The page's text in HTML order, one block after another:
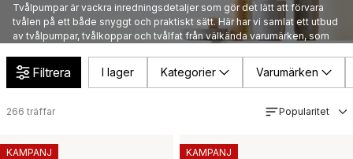
Tvålpumpar är vackra inredningsdetaljer som gör det lätt att förvara
tvålen på ett både snyggt och praktiskt sätt. Här har vi samlat ett utbud
av tvålpumpar, tvålkoppar och tvålfat från välkända varumärken, som
Filtrera I lager Kategorier Varumärken
266 träffar Popularitet
KAMPANJ
KAMPANJ